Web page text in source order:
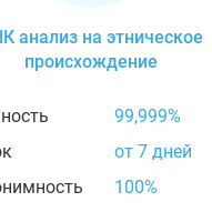
анализ на этническое
происхождение
99,999%
от 7 дней
100%